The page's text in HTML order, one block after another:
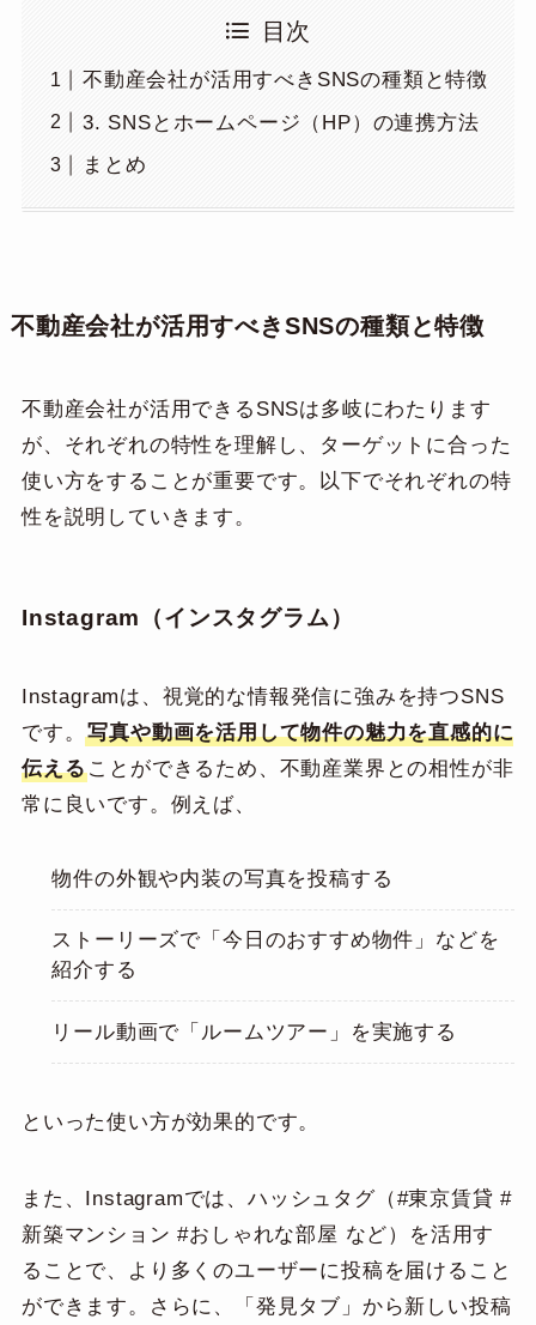
目次
不動産会社が活用すべきSNSの種類と特徴
3. SNSとホームページ（HP）の連携方法
まとめ
不動産会社が活用すべきSNSの種類と特徴
不動産会社が活用できるSNSは多岐にわたります
が、それぞれの特性を理解し、ターゲットに合った
使い方をすることが重要です。以下でそれぞれの特
性を説明していきます。
Instagram（インスタグラム）
Instagramは、視覚的な情報発信に強みを持つSNS
です。写真や動画を活用して物件の魅力を直感的に
伝えることができるため、不動産業界との相性が非
常に良いです。例えば、
物件の外観や内装の写真を投稿する
ストーリーズで「今日のおすすめ物件」などを
紹介する
リール動画で「ルームツアー」を実施する
といった使い方が効果的です。
また、Instagramでは、ハッシュタグ（#東京賃貸 #
新築マンション #おしゃれな部屋 など）を活用す
ることで、より多くのユーザーに投稿を届けること
ができます。さらに、「発見タブ」から新しい投稿